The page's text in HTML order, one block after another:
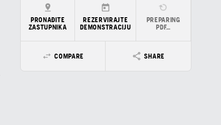
PRONAĐITE
ZASTUPNIKA
REZERVIRAJTE
DEMONSTRACIJU
PREPARING
PDF…
COMPARE SHARE